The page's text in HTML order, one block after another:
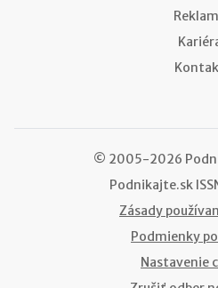
© 2005-2026
Podnikajte.sk
Zásady
Podmienky
Nastavenie